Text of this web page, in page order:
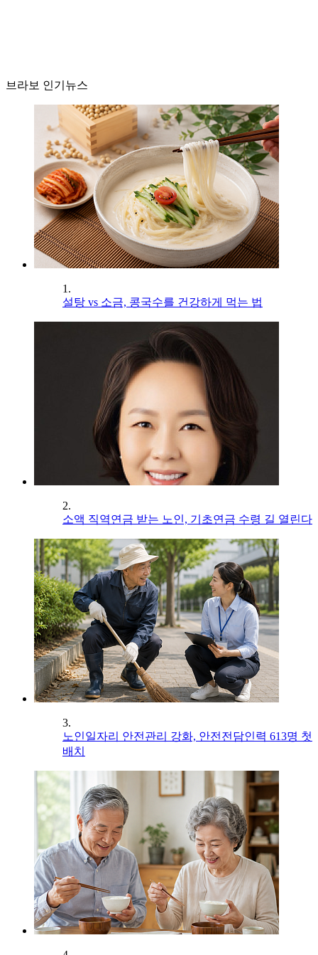
브라보 인기뉴스
1.
설탕 vs 소금, 콩국수를 건강하게 먹는 법
2.
소액 직역연금 받는 노인, 기초연금 수령 길 열린다
3.
노인일자리 안전관리 강화, 안전전담인력 613명 첫
배치